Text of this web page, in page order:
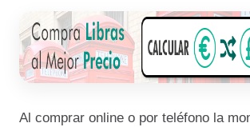
Al comprar online o por teléfono la